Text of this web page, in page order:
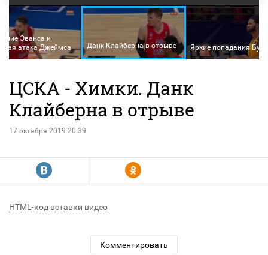
Эванса и
атака Джеймса
Данк Клайберна в отрыве Яркие попадания
ЦСКА - Химки. Данк
Клайберна в отрыве
17 октября 2019 20:39
R Y
HTML-код вставки видео
Комментировать